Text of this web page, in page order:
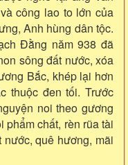
công lao to lớn của
Anh hùng dân tộc.
Đằng năm 938 đã
sông đất nước, xóa
Bắc, khép lại hơn
thuộc đen tối. Trước
noi theo gương
phẩm chất, rèn rũa tài
quê hương, mãi